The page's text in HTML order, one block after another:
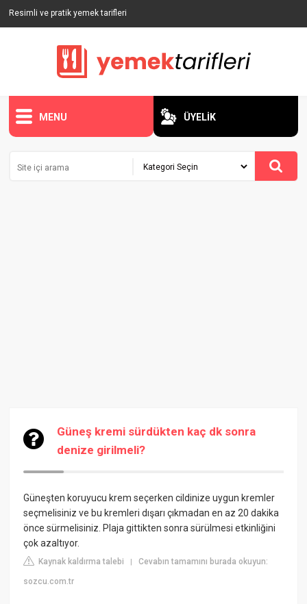
Resimli ve pratik yemek tarifleri
MENU ÜYELİK
Güneş kremi sürdükten kaç dk sonra
denize girilmeli?
Güneşten koruyucu krem seçerken cildinize uygun kremler
seçmelisiniz ve bu kremleri dışarı çıkmadan en az 20 dakika
önce sürmelisiniz. Plaja gittikten sonra sürülmesi etkinliğini
çok azaltıyor.
Kaynak kaldırma talebi |Cevabın tamamını burada okuyun:
sozcu.com.tr